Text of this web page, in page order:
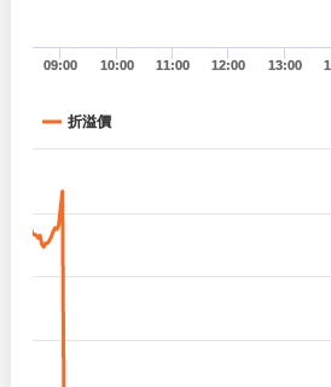
09:00 10:00 11:00 12:00 13:00
折溢價